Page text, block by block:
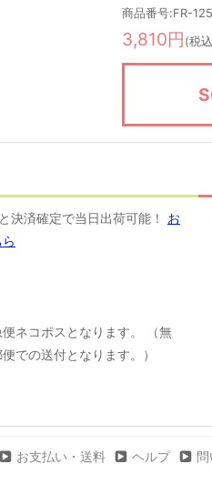
商品番号:FR-
3,810円 (税
決済確定で当日出荷可能！ お
ネコポスとなります。 （無
での送付となります。）
お支払い・送料 ヘルプ